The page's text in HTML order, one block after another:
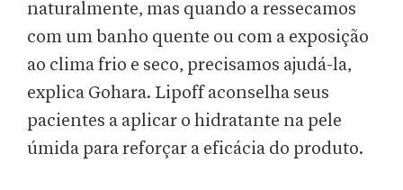
naturalmente, mas quando a ressecamos
com um banho quente ou com a exposição
ao clima frio e seco, precisamos ajudá-la,
explica Gohara. Lipoff aconselha seus
pacientes a aplicar o hidratante na pele
úmida para reforçar a eficácia do produto.